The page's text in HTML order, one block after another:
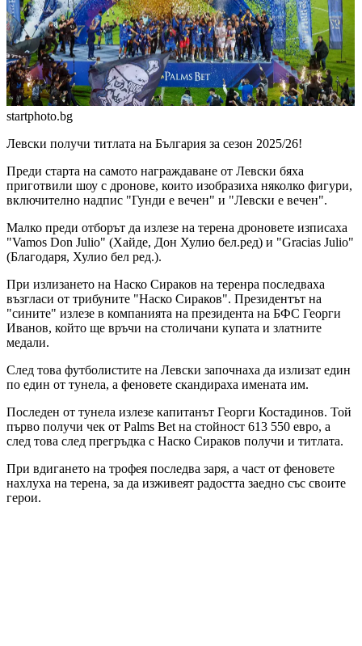
startphoto.bg
Левски получи титлата на България за сезон 2025/26!
Преди старта на самото награждаване от Левски бяха
приготвили шоу с дронове, които изобразиха няколко фигури,
включително надпис "Гунди е вечен" и "Левски е вечен".
Малко преди отборът да излезе на терена дроновете изписаха
"Vamos Don Julio" (Хайде, Дон Хулио бел.ред) и "Gracias Julio"
(Благодаря, Хулио бел ред.).
При излизането на Наско Сираков на теренра последваха
възгласи от трибуните "Наско Сираков". Президентът на
"сините" излезе в компанията на президента на БФС Георги
Иванов, който ще връчи на столичани купата и златните
медали.
След това футболистите на Левски започнаха да излизат един
по един от тунела, а феновете скандираха имената им.
Последен от тунела излезе капитанът Георги Костадинов. Той
първо получи чек от Palms Bet на стойност 613 550 евро, а
след това след прегръдка с Наско Сираков получи и титлата.
При вдигането на трофея последва заря, а част от феновете
нахлуха на терена, за да изживеят радостта заедно със своите
герои.